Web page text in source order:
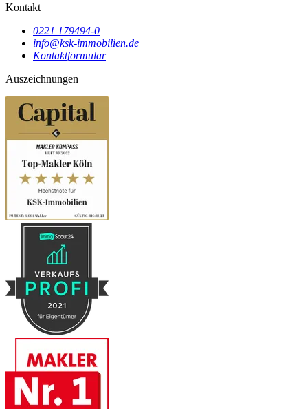
Kontakt
0221 179494-0
info@ksk-immobilien.de
Kontaktformular
Auszeichnungen